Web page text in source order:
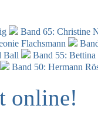
Band 65: Christine
Flachsmann
Ball
Band 55:
Band 50: Hermann
online!